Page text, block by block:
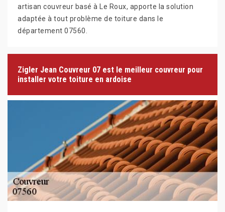
artisan couvreur basé à Le Roux, apporte la solution
adaptée à tout problème de toiture dans le
département 07560.
Zigler Jean Couvreur 07 est le meilleur couvreur pour
installer votre toiture en ardoise